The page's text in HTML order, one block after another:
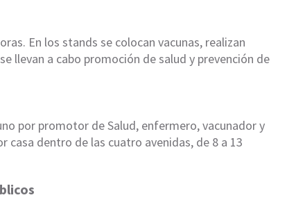
En los stands se colocan vacunas, realizan
llevan a cabo promoción de salud y prevención de
por promotor de Salud, enfermero, vacunador y
casa dentro de las cuatro avenidas, de 8 a 13